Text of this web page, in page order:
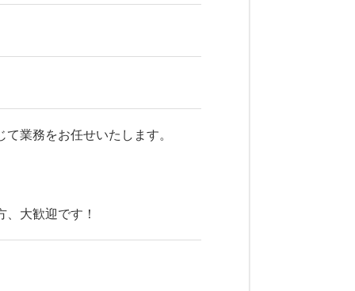
業務をお任せいたします。
大歓迎です！